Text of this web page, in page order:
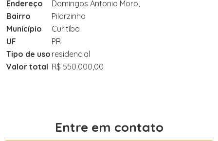
Endereço
Domingos Antonio Moro,
Bairro
Pilarzinho
Município
Curitiba
UF
PR
Tipo de uso residencial
Valor total R$ 550.000,00
Entre em contato